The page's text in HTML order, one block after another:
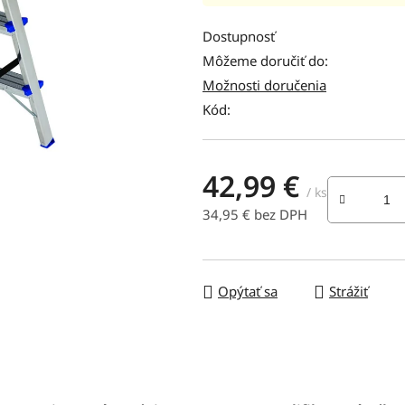
produktu
je
0,0
z
5
hviezdičiek.
Dostupnosť
Môžeme doručiť do:
Možnosti doručenia
Kód:
42,99 € / ks
34,95 € bez DPH
Opýtať sa Strážiť